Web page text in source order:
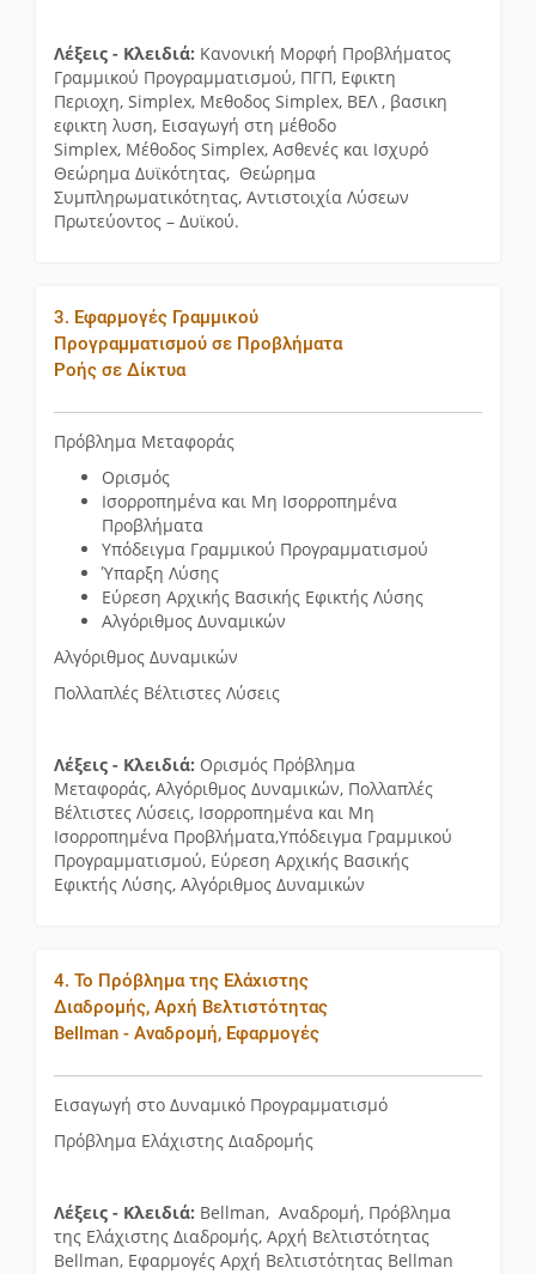
Λέξεις - Κλειδιά: Κανονική Μορφή Προβλήματος
Γραμμικού Προγραμματισμού, ΠΓΠ, Εφικτη
Περιοχη, Simplex, Μεθοδος Simplex, ΒΕΛ , βασικη
εφικτη λυση, Εισαγωγή στη μέθοδο
Simplex, Μέθοδος Simplex, Ασθενές και Ισχυρό
Θεώρημα Δυϊκότητας, Θεώρημα
Συμπληρωματικότητας, Αντιστοιχία Λύσεων
Πρωτεύοντος – Δυϊκού.
3. Εφαρμογές Γραμμικού
Προγραμματισμού σε Προβλήματα
Ροής σε Δίκτυα
Πρόβλημα Μεταφοράς
Ορισμός
Ισορροπημένα και Μη Ισορροπημένα
Προβλήματα
Υπόδειγμα Γραμμικού Προγραμματισμού
Ύπαρξη Λύσης
Εύρεση Αρχικής Βασικής Εφικτής Λύσης
Αλγόριθμος Δυναμικών
Αλγόριθμος Δυναμικών
Πολλαπλές Βέλτιστες Λύσεις
Λέξεις - Κλειδιά: Ορισμός Πρόβλημα
Μεταφοράς, Αλγόριθμος Δυναμικών, Πολλαπλές
Βέλτιστες Λύσεις, Ισορροπημένα και Μη
Ισορροπημένα Προβλήματα,Υπόδειγμα Γραμμικού
Προγραμματισμού, Εύρεση Αρχικής Βασικής
Εφικτής Λύσης, Αλγόριθμος Δυναμικών
4. Το Πρόβλημα της Ελάχιστης
Διαδρομής, Αρχή Βελτιστότητας
Bellman - Αναδρομή, Εφαρμογές
Εισαγωγή στο Δυναμικό Προγραμματισμό
Πρόβλημα Ελάχιστης Διαδρομής
Λέξεις - Κλειδιά: Bellman, Αναδρομή, Πρόβλημα
της Ελάχιστης Διαδρομής, Αρχή Βελτιστότητας
Bellman, Εφαρμογές Αρχή Βελτιστότητας Bellman